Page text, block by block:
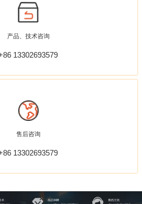
产品、技术咨询
13302693579
售后咨询
13302693579